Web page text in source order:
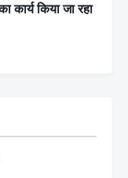
कार्य किया जा रहा